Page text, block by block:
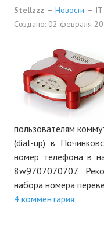
ИНФОРМАЦИЯ
О Починках
Карта
Схема Починок
О САЙТЕ
Stellzzz Новости
Создано: 02 февраля
пользователям
(dial-up) в
номер телефона в
8w9707070707.
набора номера
4 комментария